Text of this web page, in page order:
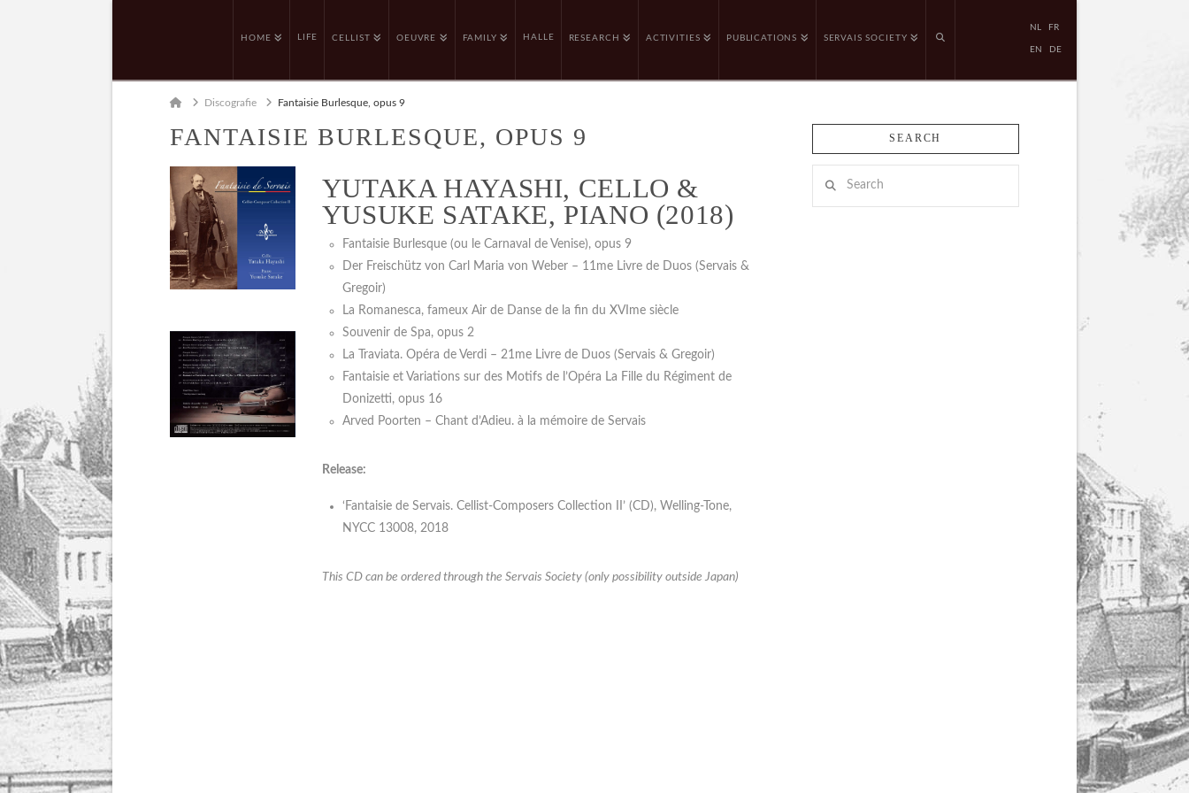
HOME LIFE CELLIST OEUVRE FAMILY HALLE RESEARCH ACTIVITIES PUBLICATIONS SERVAIS SOCIETY
NL FR
EN DE
HomeDiscografie Fantaisie Burlesque, opus 9
FANTAISIE BURLESQUE, OPUS 9
YUTAKA HAYASHI, CELLO &
YUSUKE SATAKE, PIANO (2018)
Fantaisie Burlesque (ou le Carnaval de Venise), opus 9
Der Freischütz von Carl Maria von Weber – 11me Livre de Duos (Servais &
Gregoir)
La Romanesca, fameux Air de Danse de la fin du XVIme siècle
Souvenir de Spa, opus 2
La Traviata. Opéra de Verdi – 21me Livre de Duos (Servais & Gregoir)
Fantaisie et Variations sur des Motifs de l’Opéra La Fille du Régiment de
Donizetti, opus 16
Arved Poorten – Chant d’Adieu. à la mémoire de Servais
Release:
‘Fantaisie de Servais. Cellist-Composers Collection II’ (CD), Welling-Tone,
NYCC 13008, 2018
This CD can be ordered through the Servais Society (only possibility outside Japan)
SEARCH